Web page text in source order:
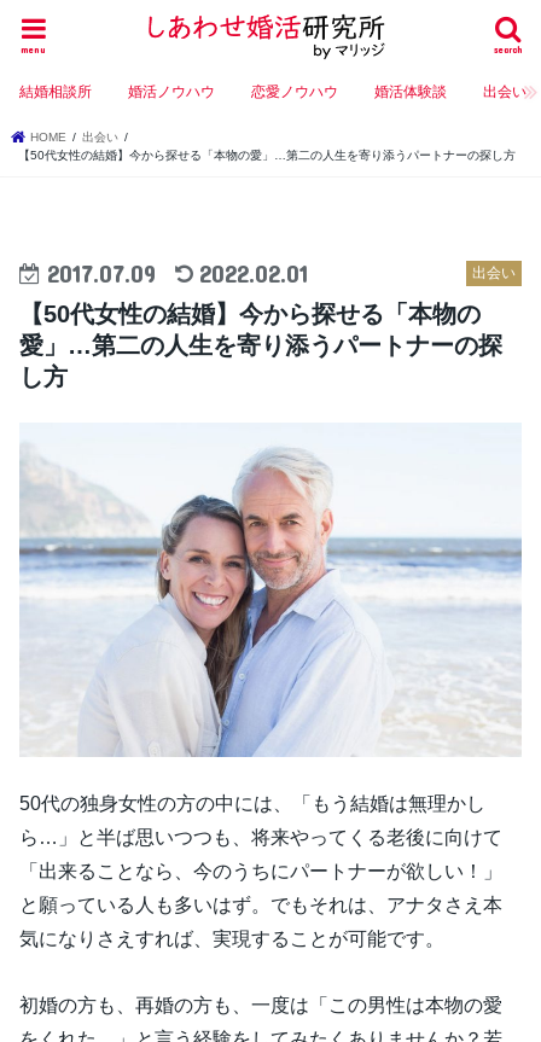
search
menu
結婚相談所 婚活ノウハウ 恋愛ノウハウ 婚活体験談 出会い
HOME
出会い
【50代女性の結婚】今から探せる「本物の愛」…第二の人生を寄り添うパートナーの探し方
出会い
2017.07.09 2022.02.01
【50代女性の結婚】今から探せる「本物の
愛」…第二の人生を寄り添うパートナーの探
し方
50代の独身女性の方の中には、「もう結婚は無理かし
ら…」と半ば思いつつも、将来やってくる老後に向けて
「出来ることなら、今のうちにパートナーが欲しい！」
と願っている人も多いはず。でもそれは、アナタさえ本
気になりさえすれば、実現することが可能です。
初婚の方も、再婚の方も、一度は「この男性は本物の愛